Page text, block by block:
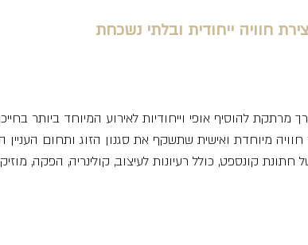
חוויה ייחודית ובלתי נשכחת
מרתקת להוסיף אופי וייחודיות לאירוע המיוחד ביותר
חוויה מיוחדת ואישית שתשקף את סגנון הזוג ותחום
חתונת קונספט, כולל רעיונות לעיצוב, קולינריה, הפקה,